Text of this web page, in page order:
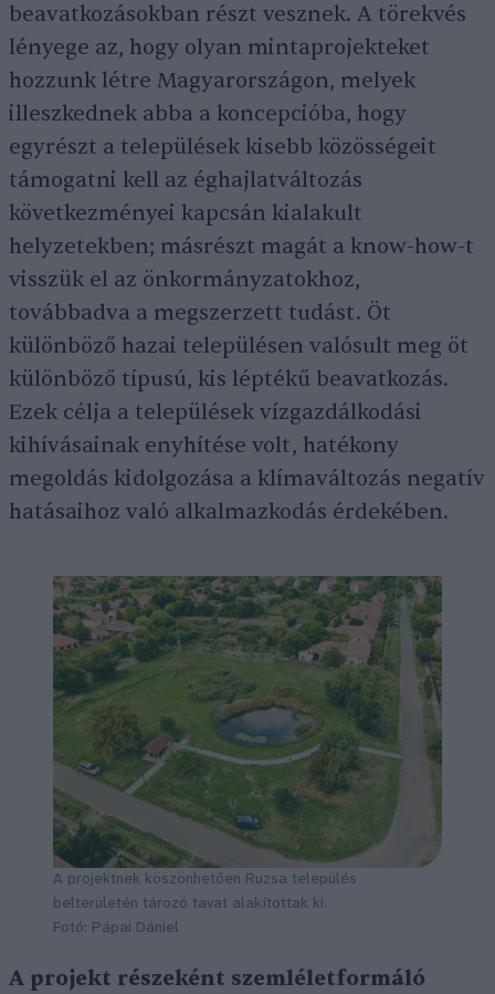
beavatkozásokban részt vesznek. A törekvés
lényege az, hogy olyan mintaprojekteket
hozzunk létre Magyarországon, melyek
illeszkednek abba a koncepcióba, hogy
egyrészt a települések kisebb közösségeit
támogatni kell az éghajlatváltozás
következményei kapcsán kialakult
helyzetekben; másrészt magát a know-how-t
visszük el az önkormányzatokhoz,
továbbadva a megszerzett tudást. Öt
különböző hazai településen valósult meg öt
különböző típusú, kis léptékű beavatkozás.
Ezek célja a települések vízgazdálkodási
kihívásainak enyhítése volt, hatékony
megoldás kidolgozása a klímaváltozás negatív
hatásaihoz való alkalmazkodás érdekében.
A projektnek köszönhetően Ruzsa település
belterületén tározó tavat alakítottak ki.
Fotó: Pápai Dániel
A projekt részeként szemléletformáló